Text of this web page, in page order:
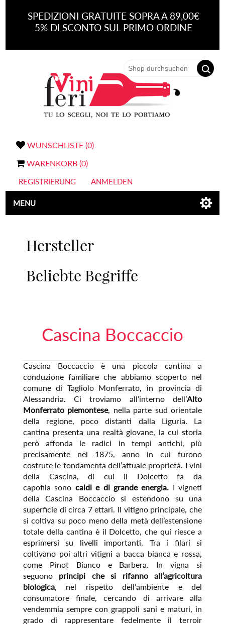
SPEDIZIONI GRATUITE SOPRA A 89,00€
5% DI SCONTO SUL PRIMO ORDINE
WUNSCHLISTE (0)
WARENKORB (0)
REGISTRIERUNG ANMELDEN
MENU
Hersteller
Beliebte Begriffe
Cascina Boccaccio
Cascina Boccaccio è una piccola cantina a
conduzione familiare che abbiamo scoperto nel
comune di Tagliolo Monferrato, in provincia di
Alessandria. Ci troviamo all’interno dell’Alto
Monferrato piemontese, nella parte sud orientale
della regione, poco distanti dalla Liguria. La
cantina presenta una realtà giovane, la cui storia
però affonda le radici in tempi antichi, più
precisamente nel 1875, anno in cui furono
costrute le fondamenta dell’attuale proprietà. I vini
della Cascina, di cui il Dolcetto fa da
capofila sono caldi e di grande energia. I vigneti
della Cascina Boccaccio si estendono su una
superficie di circa 7 ettari. Il vitigno principale, che
si coltiva su poco meno della metà dell’estensione
totale della cantina è il Dolcetto, che qui riesce a
esprimersi su livelli importanti. Tra i filari si
coltivano poi altri vitigni a bacca bianca e rossa,
come Pinot Bianco e Barbera. In vigna si
seguono principi che si rifanno all’agricoltura
biologica, nel rispetto dell’ambiente e del
consumatore finale, cercando di arrivare alla
vendemmia sempre con grappoli sani e maturi, in
grado di rappresentare fedelmente il terroir